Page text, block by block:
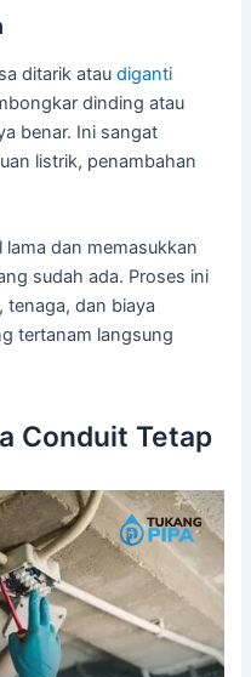
ditarik ataudiganti
dinding atau
benar. Ini sangat
listrik, penambahan
lama dan memasukkan
sudah ada. Proses ini
tenaga, dan biaya
tertanam langsung
Conduit Tetap